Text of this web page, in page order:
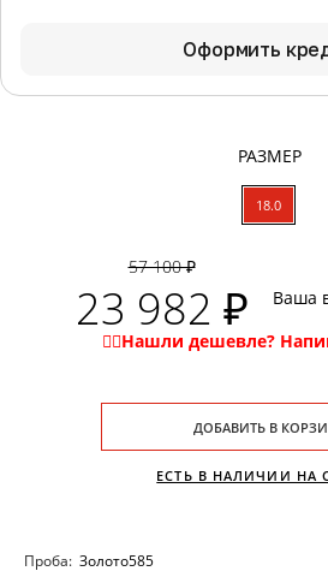
57 100 ₽
23 982 ₽ Ваша
Оформить
РАЗМЕР
18.0
ДОБАВИТЬ В
ЕСТЬ В НАЛИЧИИ НА
Проба: Золото585